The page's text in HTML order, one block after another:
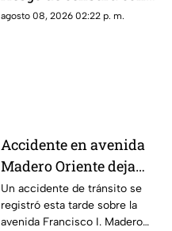
nuevos lineamientos
agosto 08, 2026 02:22 p. m.
Accidente en avenida
Madero Oriente deja
daños materiales en
Morelia
Un accidente de tránsito se
registró esta tarde sobre la
avenida Francisco I. Madero